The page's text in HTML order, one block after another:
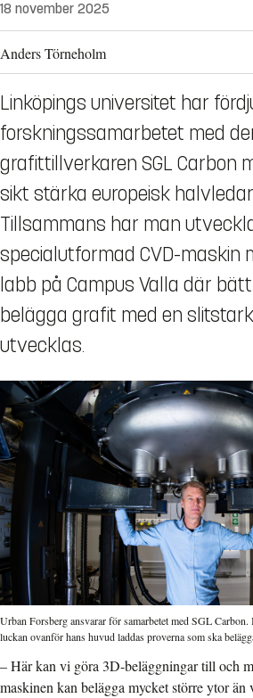
18 november 2025
Anders Törneholm
Linköpings universitet har
forskningssamarbetet med
grafittillverkaren SGL Carbon
sikt stärka europeisk
Tillsammans har man
specialutformad CVD-maskin
labb på Campus Valla där
belägga grafit med en
utvecklas.
Urban Forsberg ansvarar för samarbetet med SGL
luckan ovanför hans huvud laddas proverna som ska
– Här kan vi göra 3D-beläggningar till och
maskinen kan belägga mycket större ytor